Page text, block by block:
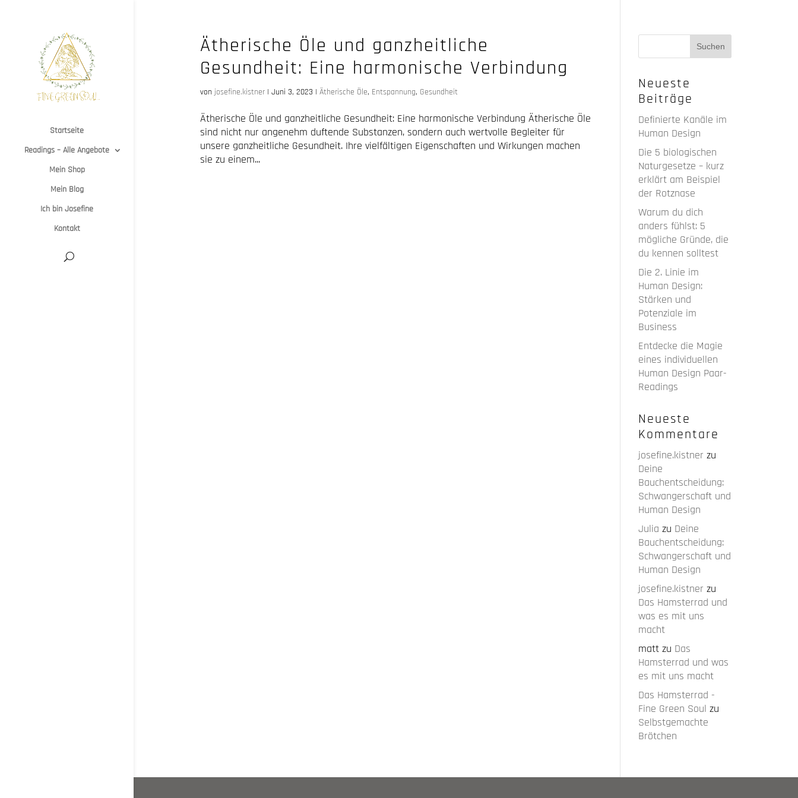
Startseite
Readings – Alle Angebote
Mein Shop
Mein Blog
Ich bin Josefine
Kontakt
Ätherische Öle und ganzheitliche
Gesundheit: Eine harmonische Verbindung
von josefine.kistner| Juni 3, 2023 | Ätherische Öle, Entspannung, Gesundheit
Ätherische Öle und ganzheitliche Gesundheit: Eine harmonische Verbindung Ätherische Öle
sind nicht nur angenehm duftende Substanzen, sondern auch wertvolle Begleiter für
unsere ganzheitliche Gesundheit. Ihre vielfältigen Eigenschaften und Wirkungen machen
sie zu einem...
Neueste
Beiträge
Definierte Kanäle im
Human Design
Die 5 biologischen
Naturgesetze – kurz
erklärt am Beispiel
der Rotznase
Warum du dich
anders fühlst: 5
mögliche Gründe, die
du kennen solltest
Die 2. Linie im
Human Design:
Stärken und
Potenziale im
Business
Entdecke die Magie
eines individuellen
Human Design Paar-
Readings
Neueste
Kommentare
josefine.kistner zu
Deine
Bauchentscheidung:
Schwangerschaft und
Human Design
Julia zu Deine
Bauchentscheidung:
Schwangerschaft und
Human Design
josefine.kistner zu
Das Hamsterrad und
was es mit uns
macht
matt zu Das
Hamsterrad und was
es mit uns macht
Das Hamsterrad -
Fine Green Soul zu
Selbstgemachte
Brötchen